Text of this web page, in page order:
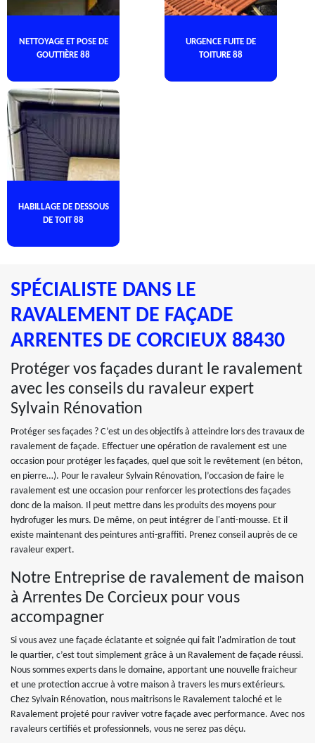
NETTOYAGE ET POSE DE
GOUTTIÈRE 88
URGENCE FUITE DE
TOITURE 88
HABILLAGE DE DESSOUS
DE TOIT 88
SPÉCIALISTE DANS LE
RAVALEMENT DE FAÇADE
ARRENTES DE CORCIEUX 88430
Protéger vos façades durant le ravalement
avec les conseils du ravaleur expert
Sylvain Rénovation
Protéger ses façades ? C’est un des objectifs à atteindre lors des travaux de
ravalement de façade. Effectuer une opération de ravalement est une
occasion pour protéger les façades, quel que soit le revêtement (en béton,
en pierre…). Pour le ravaleur Sylvain Rénovation, l’occasion de faire le
ravalement est une occasion pour renforcer les protections des façades
donc de la maison. Il peut mettre dans les produits des moyens pour
hydrofuger les murs. De même, on peut intégrer de l'anti-mousse. Et il
existe maintenant des peintures anti-graffiti. Prenez conseil auprès de ce
ravaleur expert.
Notre Entreprise de ravalement de maison
à Arrentes De Corcieux pour vous
accompagner
Si vous avez une façade éclatante et soignée qui fait l'admiration de tout
le quartier, c’est tout simplement grâce à un Ravalement de façade réussi.
Nous sommes experts dans le domaine, apportant une nouvelle fraicheur
et une protection accrue à votre maison à travers les murs extérieurs.
Chez Sylvain Rénovation, nous maitrisons le Ravalement taloché et le
Ravalement projeté pour raviver votre façade avec performance. Avec nos
ravaleurs certifiés et professionnels, vous ne serez pas déçu.